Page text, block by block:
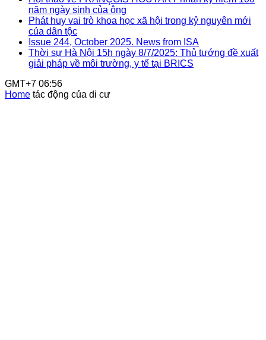
năm ngày sinh của ông
Phát huy vai trò khoa học xã hội trong kỷ nguyên mới
của dân tộc
Issue 244, October 2025. News from ISA
Thời sự Hà Nội 15h ngày 8/7/2025: Thủ tướng đề xuất
giải pháp về môi trường, y tế tại BRICS
GMT+7 06:56
Home tác động của di cư